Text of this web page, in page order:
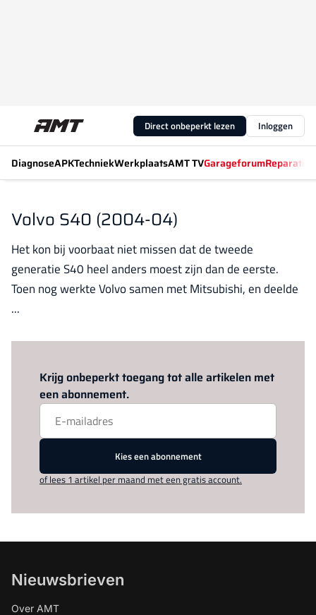
Direct onbeperkt lezen Inloggen
DiagnoseAPKTechniekWerkplaatsAMT TVGarageforum
Volvo S40 (2004-04)
Het kon bij voorbaat niet missen dat de tweede
generatie S40 heel anders moest zijn dan de eerste.
Toen nog werkte Volvo samen met Mitsubishi, en deelde
...
Krijg onbeperkt toegang tot alle artikelen met
een abonnement.
Kies een abonnement
of lees 1 artikel per maand met een gratis account.
Nieuwsbrieven
Over AMT